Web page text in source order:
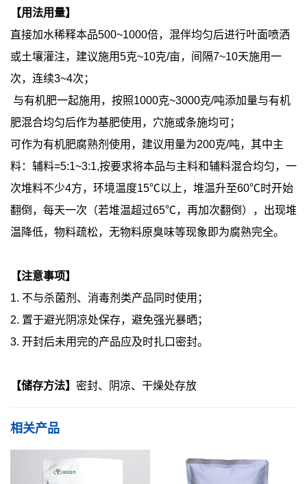
【用法用量】
直接加水稀释本品500~1000倍，混伴均匀后进行叶面喷洒
或土壤灌注，建议施用5克~10克/亩，间隔7~10天施用一
次，连续3~4次；
与有机肥一起施用，按照1000克~3000克/吨添加量与有机
肥混合均匀后作为基肥使用，穴施或条施均可；
可作为有机肥腐熟剂使用，建议用量为200克/吨，其中主
料：辅料=5:1~3:1,按要求将本品与主料和辅料混合均匀，一
次堆料不少4方，环境温度15℃以上，堆温升至60℃时开始
翻倒，每天一次（若堆温超过65℃，再加次翻倒），出现堆
温降低，物料疏松，无物料原臭味等现象即为腐熟完全。
【注意事项】
1. 不与杀菌剂、消毒剂类产品同时使用；
2. 置于避光阴凉处保存，避免强光暴晒；
3. 开封后未用完的产品应及时扎口密封。
【储存方法】 密封、阴凉、干燥处存放
相关产品